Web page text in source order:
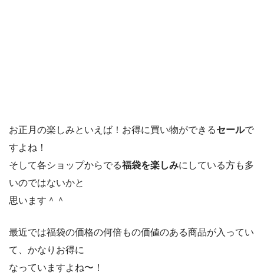
お正月の楽しみといえば！お得に買い物ができるセールで
すよね！
そして各ショップからでる福袋を楽しみにしている方も多
いのではないかと
思います＾＾
最近では福袋の価格の何倍もの価値のある商品が入ってい
て、かなりお得に
なっていますよね〜！